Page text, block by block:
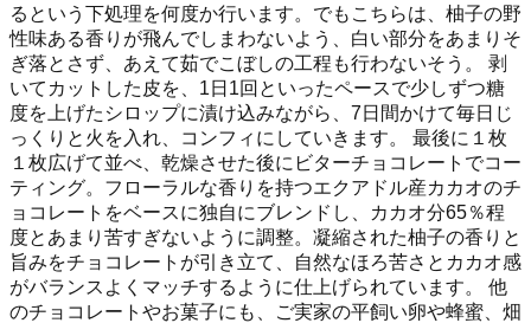
るという下処理を何度か行います。でもこちらは、柚子の野
性味ある香りが飛んでしまわないよう、白い部分をあまりそ
ぎ落とさず、あえて茹でこぼしの工程も行わないそう。 剥
いてカットした皮を、1日1回といったペースで少しずつ糖
度を上げたシロップに漬け込みながら、7日間かけて毎日じ
っくりと火を入れ、コンフィにしていきます。 最後に１枚
１枚広げて並べ、乾燥させた後にビターチョコレートでコー
ティング。フローラルな香りを持つエクアドル産カカオのチ
ョコレートをベースに独自にブレンドし、カカオ分65％程
度とあまり苦すぎないように調整。凝縮された柚子の香りと
旨みをチョコレートが引き立て、自然なほろ苦さとカカオ感
がバランスよくマッチするように仕上げられています。 他
のチョコレートやお菓子にも、ご実家の平飼い卵や蜂蜜、畑